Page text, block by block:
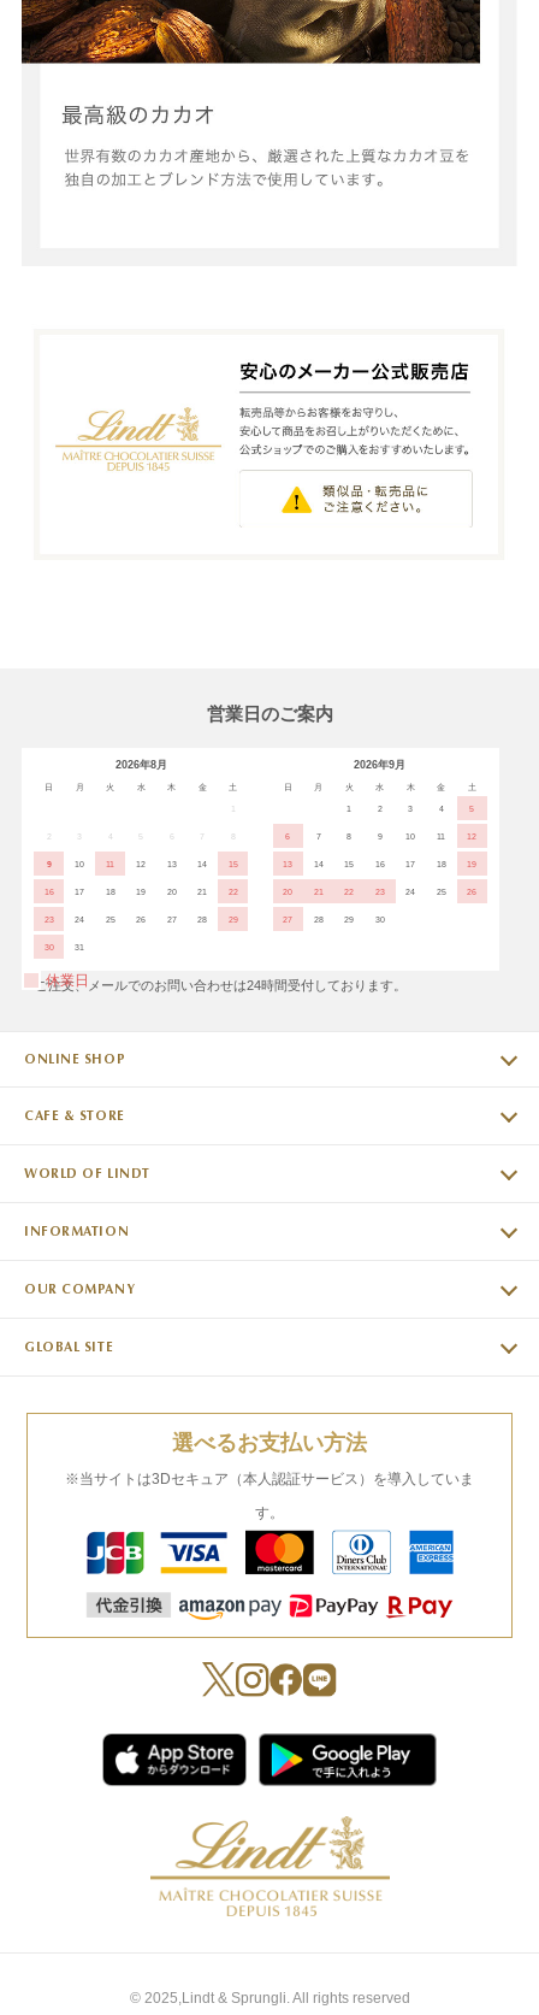
営業日のご案内
2026年8月
日 月 火 水 木 金 土
2 3 5 6 8
9 10 11 12 13 14 15
16 17 18 19 20 21 22
23 24 25 26 27 28 29
30 31
2026年9月
日 月 火 水 木 金 土
1 2 3 4 5
6 7 8 9 10 11 12
13 14 15 16 17 18 19
20 21 22 23 24 25 26
27 28 29 30
休業日
※ご注文、メールでのお問い合わせは24時間受付しております。
ONLINE SHOP
CAFE & STORE
WORLD OF LINDT
INFORMATION
OUR COMPANY
GLOBAL SITE
選べるお支払い方法
※当サイトは3Dセキュア（本人認証サービス）を導入していま
す。
© 2025,Lindt & Sprungli. All rights reserved